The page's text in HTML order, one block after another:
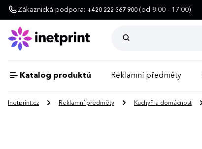
Zákaznická podpora: +420 222 367 900 (od 8:00 - 17:00)
Katalog produktů Reklamní předměty
Inetprint.cz Reklamní předměty Kuchyň a domácnost